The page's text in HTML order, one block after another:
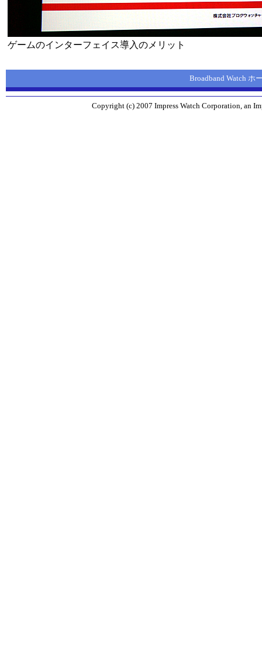
ゲームのインターフェイス導入のメリット
Broadband Watch ホ
Copyright (c) 2007 Impress Watch Corporation, an